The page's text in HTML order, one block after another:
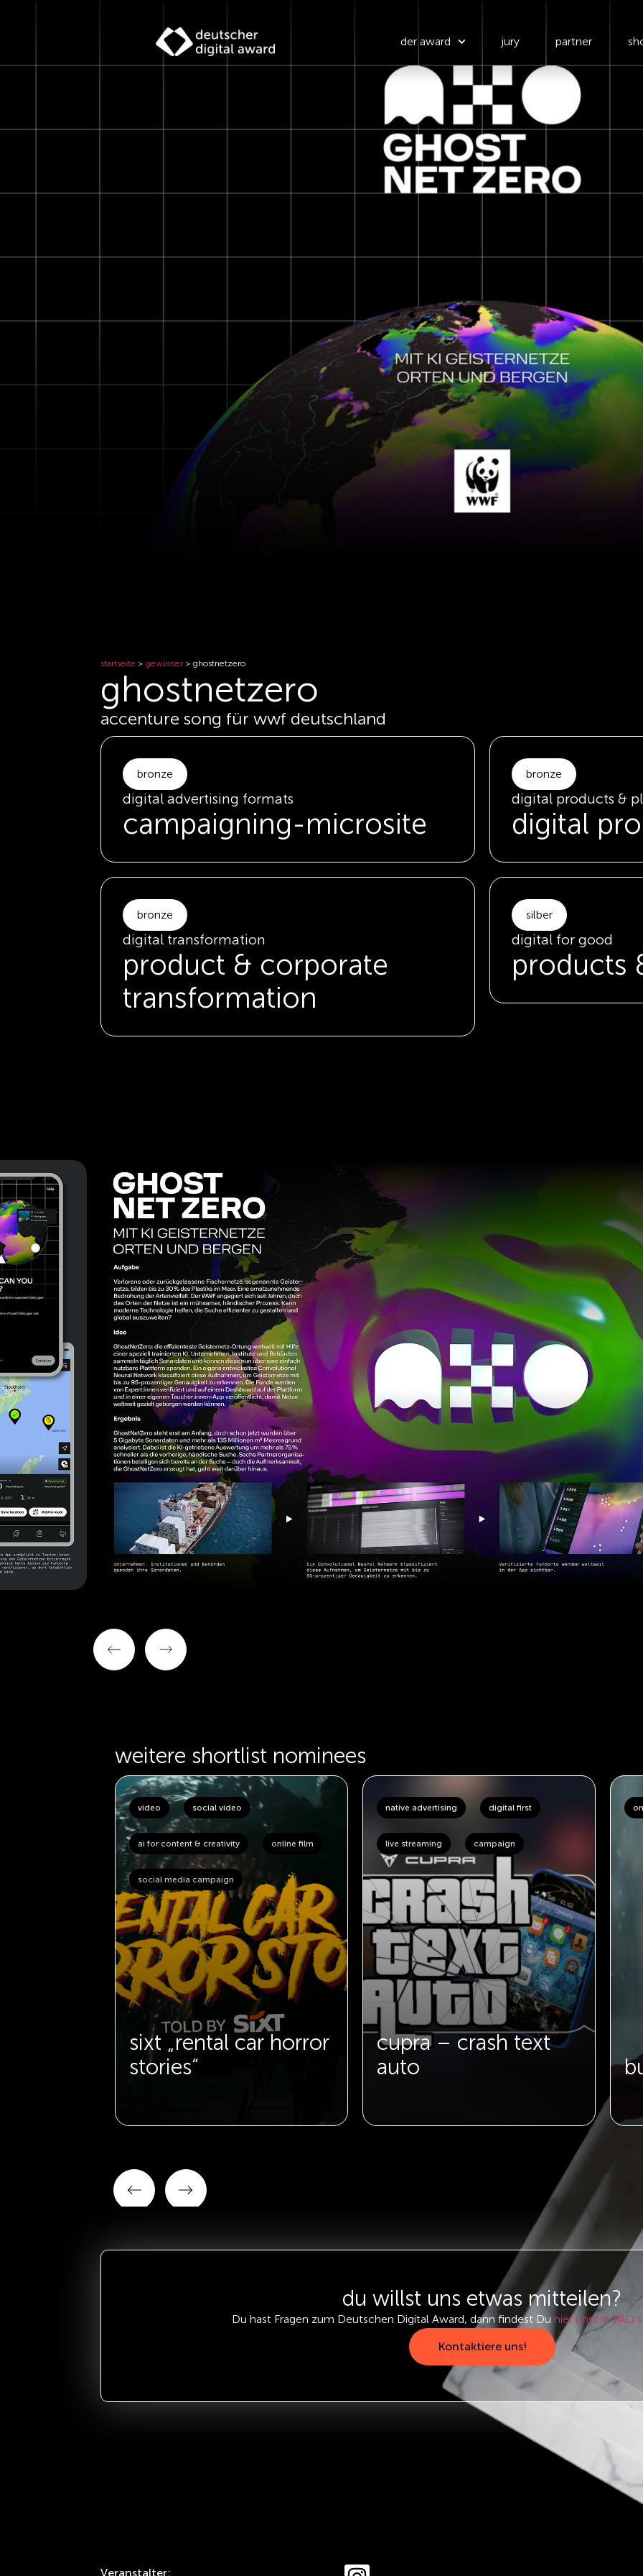
der award jury partner
startseite > gewinner> ghostnetzero
ghostnetzero
accenture song für wwf deutschland
bronze
digital advertising formats
campaigning-microsite
bronze
digital products &
digital
bronze
digital transformation
product & corporate
transformation
silber
digital for good
products
weitere shortlist nominees
video social video
ai for content & creativity online film
social media campaign
sixt „rental car horror
stories“
native advertising digital first
live streaming campaign
cupra – crash text
auto
du willst uns etwas mitteilen?
Du hast Fragen zum Deutschen Digital Award, dann findest Du hier unsere FAQ’s
Kontaktiere uns!
Veranstalter: